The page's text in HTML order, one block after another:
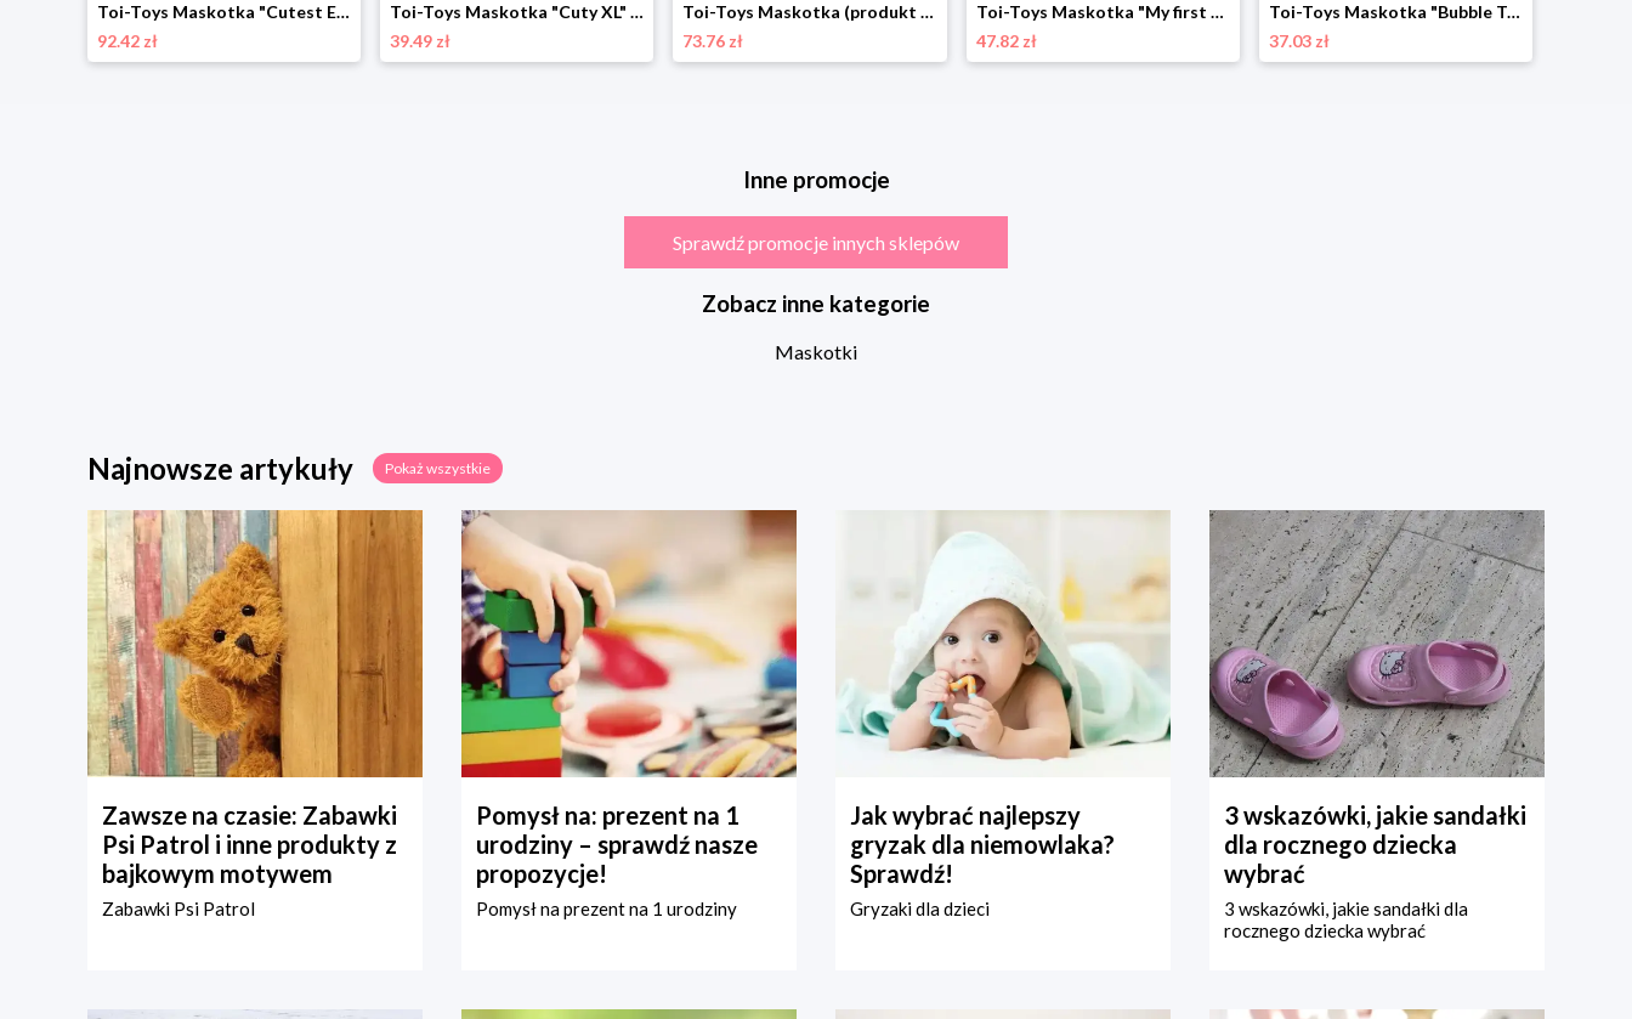
Toi-Toys Maskotka "Cutest Eyes Monkey" - 0+ rozmiar: onesize
92.42 zł
Toi-Toys Maskotka "Cuty XL" (produkt niespodzianka) - 2+ rozmiar: onesize
39.49 zł
Toi-Toys Maskotka (produkt niespodzianka) - 12 m+ rozmiar: onesize
73.76 zł
Toi-Toys Maskotka "My first Pet" - 3+ (produkt niespodzianka) rozmiar: onesize
47.82 zł
Toi-Toys Maskotka "Bubble Tea" (produkt niespodzianka) - 18 m+ rozmiar: onesize
37.03 zł
Inne promocje
Sprawdź promocje innych sklepów
Zobacz inne kategorie
Maskotki
Najnowsze artykuły Pokaż wszystkie
Zawsze na czasie: Zabawki
Psi Patrol i inne produkty z
bajkowym motywem
Zabawki Psi Patrol
Pomysł na: prezent na 1
urodziny – sprawdź nasze
propozycje!
Pomysł na prezent na 1 urodziny
Jak wybrać najlepszy
gryzak dla niemowlaka?
Sprawdź!
Gryzaki dla dzieci
3 wskazówki, jakie sandałki
dla rocznego dziecka
wybrać
3 wskazówki, jakie sandałki dla
rocznego dziecka wybrać